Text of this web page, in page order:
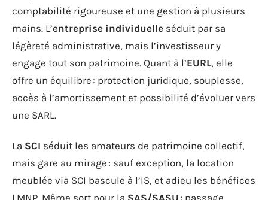
comptabilité rigoureuse et une gestion à plusieurs
mains. L’entreprise individuelle séduit par sa
légèreté administrative, mais l’investisseur y
engage tout son patrimoine. Quant à l’EURL, elle
offre un équilibre : protection juridique, souplesse,
accès à l’amortissement et possibilité d’évoluer vers
une SARL.
La SCI séduit les amateurs de patrimoine collectif,
mais gare au mirage : sauf exception, la location
meublée via SCI bascule à l’IS, et adieu les bénéfices
LMNP. Même sort pour la SAS/SASU : passage